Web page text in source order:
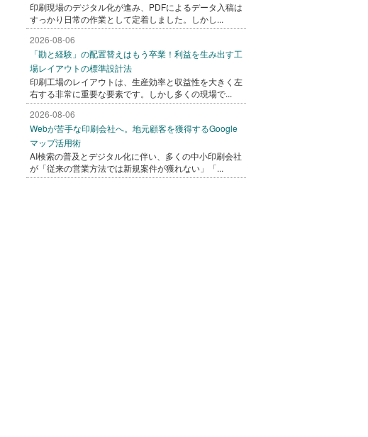
印刷現場のデジタル化が進み、PDFによるデータ入稿は
すっかり日常の作業として定着しました。しかし...
2026-08-06
「勘と経験」の配置替えはもう卒業！利益を生み出す工
場レイアウトの標準設計法
印刷工場のレイアウトは、生産効率と収益性を大きく左
右する非常に重要な要素です。しかし多くの現場で...
2026-08-06
Webが苦手な印刷会社へ。地元顧客を獲得するGoogle
マップ活用術
AI検索の普及とデジタル化に伴い、多くの中小印刷会社
が「従来の営業方法では新規案件が獲れない」「...